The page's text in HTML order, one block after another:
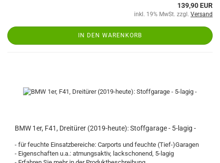
139,90 EUR
inkl. 19% MwSt. zzgl. Versand
IN DEN WARENKORB
BMW 1er, F41, Dreitürer (2019-heute): Stoffgarage - 5-lagig -
- für feuchte Einsatzbereiche: Carports und feuchte (Tief-)Garagen
- Eigenschaften u.a.: atmungsaktiv, lackschonend, 5-lagig